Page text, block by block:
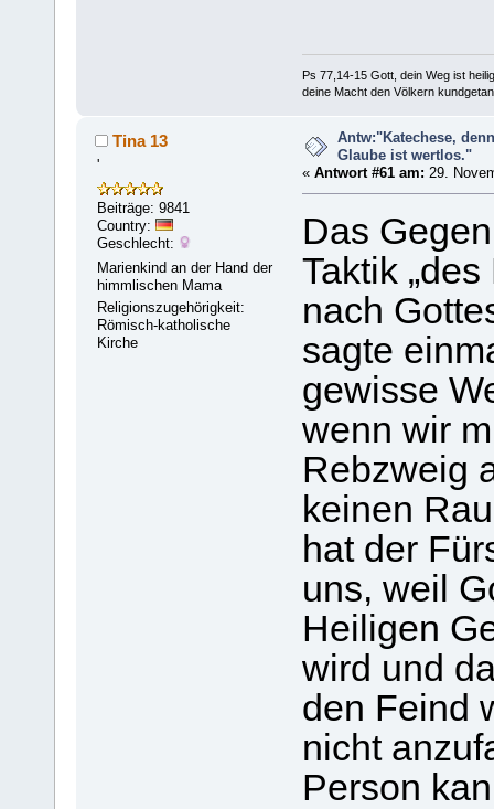
Ps 77,14-15 Gott, dein Weg ist
deine Macht den Völkern
Tina 13
'
Beiträge: 9841
Country:
Geschlecht:
Marienkind an der Hand der
himmlischen Mama
Religionszugehörigkeit:
Römisch-katholische
Kirche
Antw:"Katechese,
Glaube ist wertlos."
« Antwort #61 am: 29.
Das
Taktik
nach
sagte
gewisse
wenn wir
Rebzweig
keinen
hat der
uns, weil
Heiligen
wird und
den Feind
nicht
Person